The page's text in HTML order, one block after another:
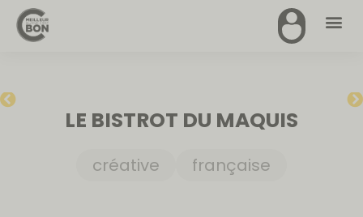
LE BISTROT DU MAQUIS
créative française